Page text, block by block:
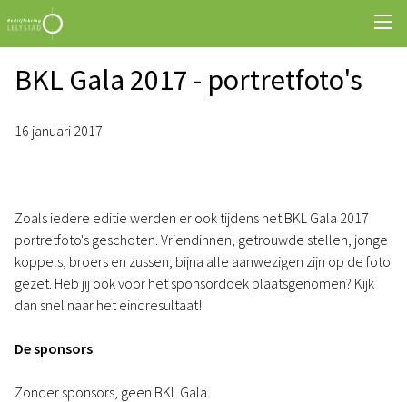
BKL Gala 2017 - portretfoto's
16 januari 2017
Zoals iedere editie werden er ook tijdens het BKL Gala 2017
portretfoto's geschoten. Vriendinnen, getrouwde stellen, jonge
koppels, broers en zussen; bijna alle aanwezigen zijn op de foto
gezet. Heb jij ook voor het sponsordoek plaatsgenomen? Kijk
dan snel naar het eindresultaat!
De sponsors
Zonder sponsors, geen BKL Gala.